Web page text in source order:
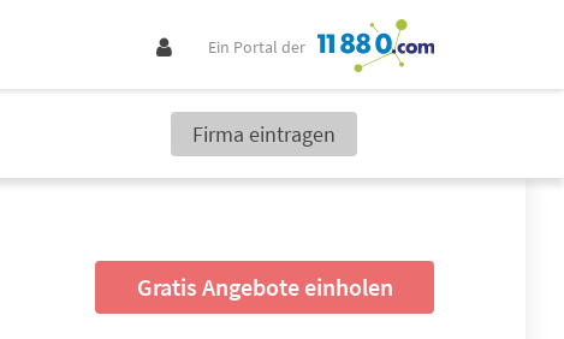
Ein Portal der
Firma eintragen
Gratis Angebote einholen